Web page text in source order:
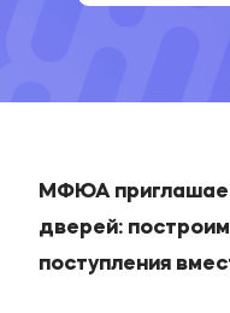
МФЮА
дверей:
поступления